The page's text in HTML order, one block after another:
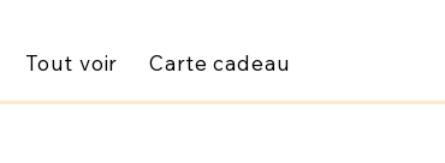
Tout voir Carte cadeau